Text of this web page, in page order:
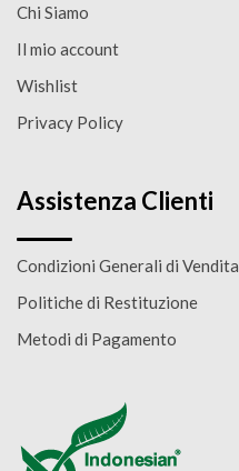
Chi Siamo
Il mio account
Wishlist
Privacy Policy
Assistenza Clienti
Condizioni Generali di Vendita
Politiche di Restituzione
Metodi di Pagamento